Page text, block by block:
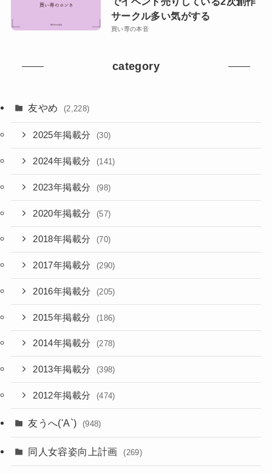
サークル多い気がする
買い専の本音
category
友やめ (2,228)
2025年掲載分 (30)
2024年掲載分 (141)
2023年掲載分 (98)
2020年掲載分 (57)
2018年掲載分 (70)
2017年掲載分 (290)
2016年掲載分 (205)
2015年掲載分 (186)
2014年掲載分 (278)
2013年掲載分 (398)
2012年掲載分 (474)
友うへ('A`) (948)
同人女容姿向上計画 (269)